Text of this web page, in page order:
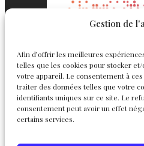
Gestion de
Afin d’offrir les meilleures
telles que les cookies pour stocker
votre appareil. Le consentement à
traiter des données telles que votre
identifiants uniques sur ce site. Le
consentement peut avoir un effet
certains services.Englemond